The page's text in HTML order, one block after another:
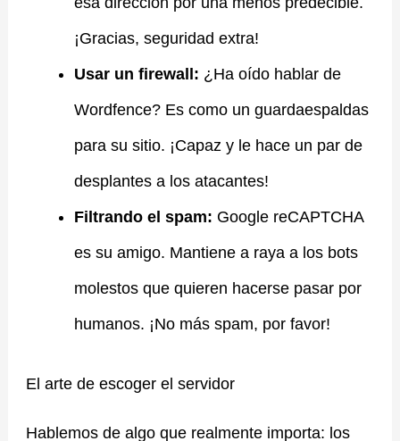
¡Gracias, seguridad extra!
Usar un firewall: ¿Ha oído hablar de
Wordfence? Es como un guardaespaldas
para su sitio. ¡Capaz y le hace un par de
desplantes a los atacantes!
Filtrando el spam: Google reCAPTCHA
es su amigo. Mantiene a raya a los bots
molestos que quieren hacerse pasar por
humanos. ¡No más spam, por favor!
El arte de escoger el servidor
Hablemos de algo que realmente importa: los